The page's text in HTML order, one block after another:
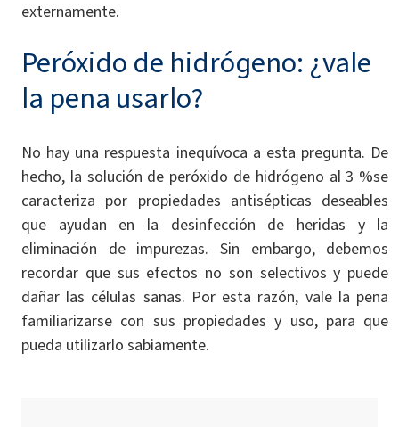
externamente.
Peróxido de hidrógeno: ¿vale
la pena usarlo?
No hay una respuesta inequívoca a esta pregunta. De
hecho, la solución de peróxido de hidrógeno al 3 %se
caracteriza por propiedades antisépticas deseables
que ayudan en la desinfección de heridas y la
eliminación de impurezas. Sin embargo, debemos
recordar que sus efectos no son selectivos y puede
dañar las células sanas. Por esta razón, vale la pena
familiarizarse con sus propiedades y uso, para que
pueda utilizarlo sabiamente.